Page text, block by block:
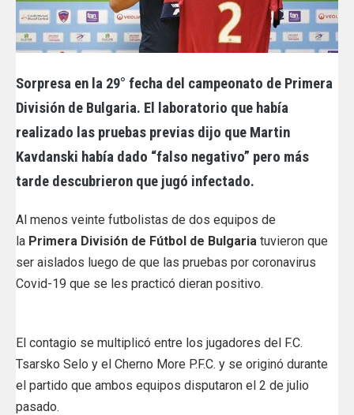
Sorpresa en la 29° fecha del campeonato de Primera
División de Bulgaria. El laboratorio que había
realizado las pruebas previas dijo que Martin
Kavdanski había dado “falso negativo” pero más
tarde descubrieron que jugó infectado.
Al menos veinte futbolistas de dos equipos de
la Primera División de Fútbol de Bulgaria tuvieron que
ser aislados luego de que las pruebas por coronavirus
Covid-19 que se les practicó dieran positivo.
El contagio se multiplicó entre los jugadores del F.C.
Tsarsko Selo y el Cherno More P.F.C. y se originó durante
el partido que ambos equipos disputaron el 2 de julio
pasado.